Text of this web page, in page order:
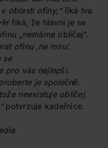
oblasti ofiny,“říká Iva
říká, že hlavní je se
„nemáme obličej“.
ofinu ‚na míru‘.
se
pro vás nejlepší.
je společně.
neexistuje obličej,
potvrzuje kadeřnice.